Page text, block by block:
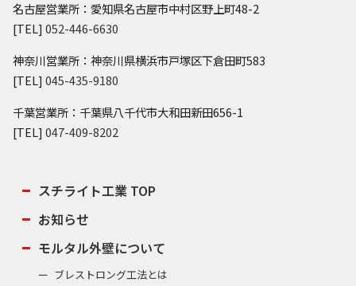
名古屋営業所：愛知県名古屋市中村区野上町48-2
[TEL] 052-446-6630
神奈川営業所：神奈川県横浜市戸塚区下倉田町583
[TEL] 045-435-9180
千葉営業所：千葉県八千代市大和田新田656-1
[TEL] 047-409-8202
スチライト工業 TOP
お知らせ
モルタル外壁について
ブレストロング工法とは